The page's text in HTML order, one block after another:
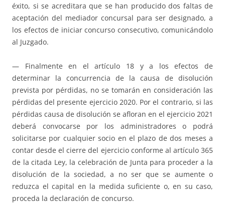
éxito, si se acreditara que se han producido dos faltas de
aceptación del mediador concursal para ser designado, a
los efectos de iniciar concurso consecutivo, comunicándolo
al Juzgado.
— Finalmente en el artículo 18 y a los efectos de
determinar la concurrencia de la causa de disolución
prevista por pérdidas, no se tomarán en consideración las
pérdidas del presente ejercicio 2020. Por el contrario, si las
pérdidas causa de disolución se afloran en el ejercicio 2021
deberá convocarse por los administradores o podrá
solicitarse por cualquier socio en el plazo de dos meses a
contar desde el cierre del ejercicio conforme al artículo 365
de la citada Ley, la celebración de Junta para proceder a la
disolución de la sociedad, a no ser que se aumente o
reduzca el capital en la medida suficiente o, en su caso,
proceda la declaración de concurso.